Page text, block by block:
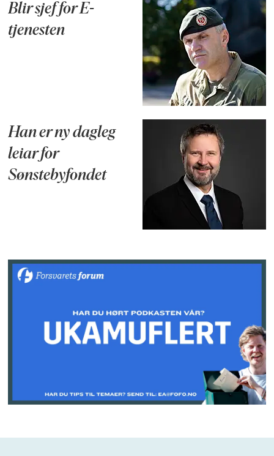
Blir sjef for E-
tjenesten
Han er ny dagleg
leiar for
Sønstebyfondet